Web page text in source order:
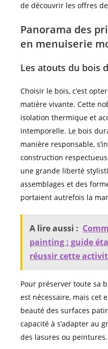
de découvrir les offres de
Panorama des
en menuiserie
Les atouts du bois
Choisir le bois, c’est
matière vivante. Cette
isolation thermique et
intemporelle. Le bois
manière responsable,
construction
une grande liberté
assemblages et des
portaient autrefois la
A lire aussi :
painting : guide
réussir cette
Pour préserver toute sa
est nécessaire, mais cet
beauté des surfaces
capacité à s’adapter au
des lasures ou peintures.